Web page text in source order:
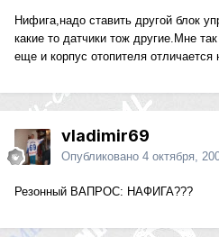
Нифига,надо ставить другой блок
какие то датчики тож другие.Мне
еще и корпус отопителя отличается
vladimir69
Опубликовано 4 октября,
Резонный ВАПРОС: НАФИГА???